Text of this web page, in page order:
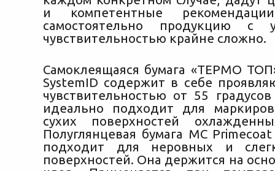
и компетентные
самостоятельно продукцию с
чувствительностью крайне сложно.
Самоклеящаяся бумага «ТЕРМО
SystemID содержит в себе
чувствительностью от 55
идеально подходит для
сухих поверхностей
Полуглянцевая бумага MC
подходит для неровных и
поверхностей. Она держится на